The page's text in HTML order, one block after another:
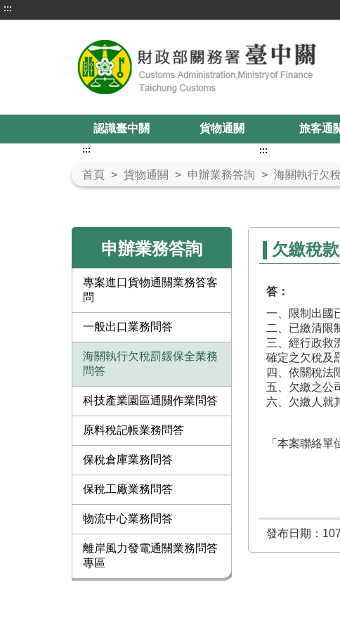
:::
認識臺中關 貨物通關 旅客通
首頁 > 貨物通關 > 申辦業務答詢 > 海關執行欠
:::
申辦業務答詢
專案進口貨物通關業務答客
問
一般出口業務問答
海關執行欠稅罰鍰保全業務
問答
科技產業園區通關作業問答
原料稅記帳業務問答
保稅倉庫業務問答
保稅工廠業務問答
物流中心業務問答
離岸風力發電通關業務問答
專區
:::
欠繳稅
答：
一、限制出國
二、已繳清限
三、經行政救
確定之欠稅及
四、依關稅法
五、欠繳之公
六、欠繳人就
「本案聯絡
發布日期：